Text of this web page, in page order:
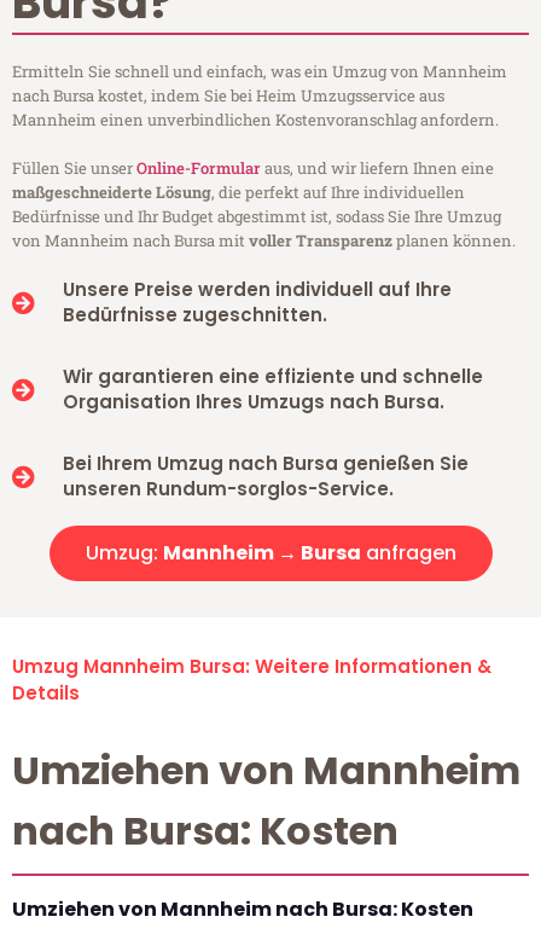
Ermitteln Sie schnell und einfach, was ein Umzug von Mannheim
nach Bursa kostet, indem Sie bei Heim Umzugsservice aus
Mannheim einen unverbindlichen Kostenvoranschlag anfordern.
Füllen Sie unserOnline-Formularaus, und wir liefern Ihnen eine
maßgeschneiderte Lösung, die perfekt auf Ihre individuellen
Bedürfnisse und Ihr Budget abgestimmt ist, sodass Sie Ihre Umzug
von Mannheim nach Bursa mitvoller Transparenzplanen können.
Unsere Preise werden individuell auf Ihre
Bedürfnisse zugeschnitten.
Wir garantieren eine effiziente und schnelle
Organisation Ihres Umzugs nach Bursa.
Bei Ihrem Umzug nach Bursa genießen Sie
unseren Rundum-sorglos-Service.
Umzug: Mannheim → Bursa anfragen
Umzug Mannheim Bursa: Weitere Informationen &
Details
Umziehen von Mannheim
nach Bursa: Kosten
Umziehen von Mannheim nach Bursa: Kosten